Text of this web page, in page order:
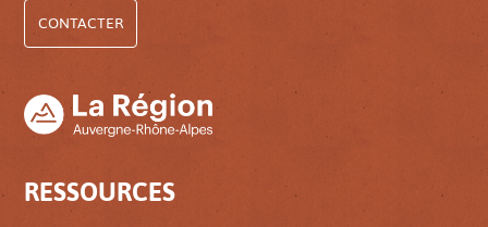
CONTACTER
RESSOURCES